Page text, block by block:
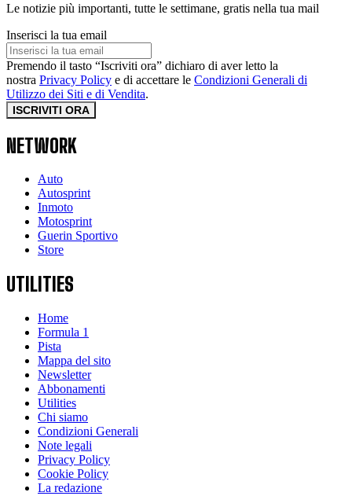
Le notizie più importanti, tutte le settimane, gratis nella tua mail
Inserisci la tua email
Premendo il tasto “Iscriviti ora” dichiaro di aver letto la
nostra Privacy Policy e di accettare le Condizioni Generali di
Utilizzo dei Siti e di Vendita.
ISCRIVITI ORA
NETWORK
Auto
Autosprint
Inmoto
Motosprint
Guerin Sportivo
Store
UTILITIES
Home
Formula 1
Pista
Mappa del sito
Newsletter
Abbonamenti
Utilities
Chi siamo
Condizioni Generali
Note legali
Privacy Policy
Cookie Policy
La redazione